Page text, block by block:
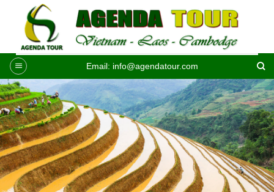
contenu
Email: info@agendatour.com